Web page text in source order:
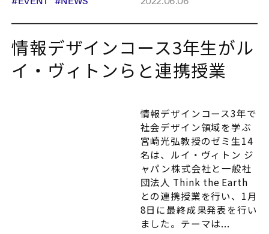
情報デザインコース3年生がル
イ・ヴィトンらと連携授業
情報デザインコース3年で
社会デザイン領域を学ぶ
宮崎光弘教授のゼミ生14
名は、ルイ・ヴィトン ジ
ャパン株式会社と一般社
団法人 Think the Earth
との連携授業を行い、1月
8日に最終成果発表を行い
ました。テーマは...